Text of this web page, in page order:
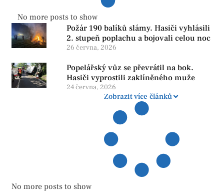
No more posts to show
Požár 190 balíků slámy. Hasiči vyhlásili
2. stupeň poplachu a bojovali celou noc
26 června, 2026
Popelářský vůz se převrátil na bok.
Hasiči vyprostili zaklíněného muže
24 června, 2026
Zobrazit více článků
No more posts to show